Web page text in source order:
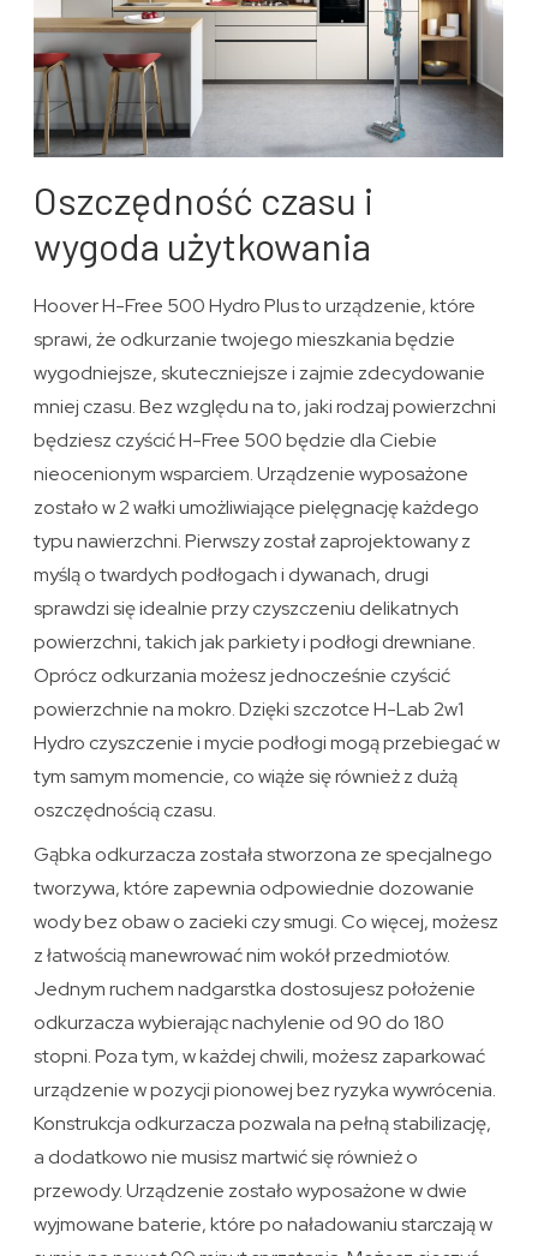
Oszczędność czasu i
wygoda użytkowania
Hoover H-Free 500 Hydro Plus to urządzenie, które
sprawi, że odkurzanie twojego mieszkania będzie
wygodniejsze, skuteczniejsze i zajmie zdecydowanie
mniej czasu. Bez względu na to, jaki rodzaj powierzchni
będziesz czyścić H-Free 500 będzie dla Ciebie
nieocenionym wsparciem. Urządzenie wyposażone
zostało w 2 wałki umożliwiające pielęgnację każdego
typu nawierzchni. Pierwszy został zaprojektowany z
myślą o twardych podłogach i dywanach, drugi
sprawdzi się idealnie przy czyszczeniu delikatnych
powierzchni, takich jak parkiety i podłogi drewniane.
Oprócz odkurzania możesz jednocześnie czyścić
powierzchnie na mokro. Dzięki szczotce H-Lab 2w1
Hydro czyszczenie i mycie podłogi mogą przebiegać w
tym samym momencie, co wiąże się również z dużą
oszczędnością czasu.
Gąbka odkurzacza została stworzona ze specjalnego
tworzywa, które zapewnia odpowiednie dozowanie
wody bez obaw o zacieki czy smugi. Co więcej, możesz
z łatwością manewrować nim wokół przedmiotów.
Jednym ruchem nadgarstka dostosujesz położenie
odkurzacza wybierając nachylenie od 90 do 180
stopni. Poza tym, w każdej chwili, możesz zaparkować
urządzenie w pozycji pionowej bez ryzyka wywrócenia.
Konstrukcja odkurzacza pozwala na pełną stabilizację,
a dodatkowo nie musisz martwić się również o
przewody. Urządzenie zostało wyposażone w dwie
wyjmowane baterie, które po naładowaniu starczają w